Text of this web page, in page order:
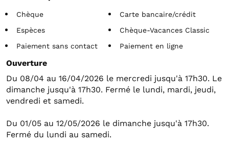
Chèque
Carte bancaire/crédit
Espèces
Chèque-Vacances Classic
Paiement sans contact
Paiement en ligne
Ouverture
Du 08/04 au 16/04/2026 le mercredi jusqu'à 17h30. Le
dimanche jusqu'à 17h30. Fermé le lundi, mardi, jeudi,
vendredi et samedi.
Du 01/05 au 12/05/2026 le dimanche jusqu'à 17h30.
Fermé du lundi au samedi.